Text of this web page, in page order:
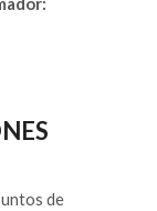
de